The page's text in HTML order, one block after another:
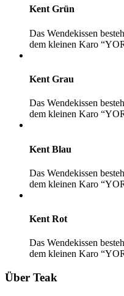
Kent Grün
Das Wendekissen
dem kleinen Karo
Kent Grau
Das Wendekissen
dem kleinen Karo
Kent Blau
Das Wendekissen
dem kleinen Karo
Kent Rot
Das Wendekissen
dem kleinen Karo
Über Teak